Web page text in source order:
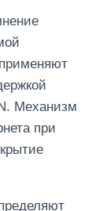
Механизм
при